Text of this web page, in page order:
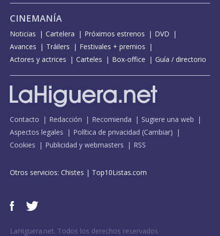
CINEMANÍA
Noticias Cartelera Próximos estrenos
DVD
Avances
Tráilers
Festivales + premios
Actores y actrices
Carteles Box-office Guía / directorio
Contacto Redacción Recomienda
Sugiere una web
Aspectos legales
Política de privacidad (Cambiar)
Cookies
Publicidad y webmasters RSS
Otros servicios: Chistes | Top10Listas.com
LaHiguera.net. Todos los derechos reservados